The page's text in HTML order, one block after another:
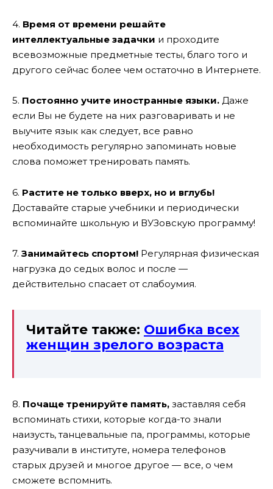
4. Время от времени решайте
интеллектуальные задачки и проходите
всевозможные предметные тесты, благо того и
другого сейчас более чем остаточно в Интернете.
5. Постоянно учите иностранные языки. Даже
если Вы не будете на них разговаривать и не
выучите язык как следует, все равно
необходимость регулярно запоминать новые
слова поможет тренировать память.
6. Растите не только вверх, но и вглубь!
Доставайте старые учебники и периодически
вспоминайте школьную и ВУЗовскую программу!
7. Занимайтесь спортом! Регулярная физическая
нагрузка до седых волос и после —
действительно спасает от слабоумия.
Читайте также: Ошибка всех
женщин зрелого возраста
8. Почаще тренируйте память, заставляя себя
вспоминать стихи, которые когда-то знали
наизусть, танцевальные па, программы, которые
разучивали в институте, номера телефонов
старых друзей и многое другое — все, о чем
сможете вспомнить.